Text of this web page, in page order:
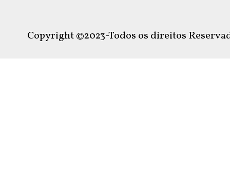
Copyright ©2023-Todos os direitos